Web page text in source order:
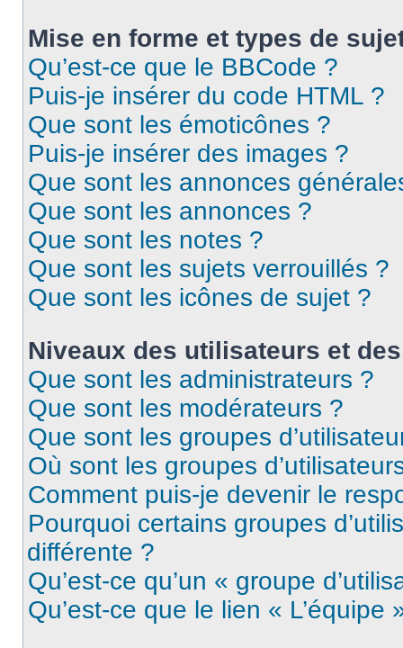
Mise en forme et types de
Qu’est-ce que le BBCode ?
Puis-je insérer du code HTML ?
Que sont les émoticônes ?
Puis-je insérer des images ?
Que sont les annonces
Que sont les annonces ?
Que sont les notes ?
Que sont les sujets verrouillés ?
Que sont les icônes de sujet ?
Niveaux des utilisateurs et
Que sont les administrateurs ?
Que sont les modérateurs ?
Que sont les groupes
Où sont les groupes
Comment puis-je devenir le
Pourquoi certains groupes
différente ?
Qu’est-ce qu’un « groupe
Qu’est-ce que le lien « L’équipe